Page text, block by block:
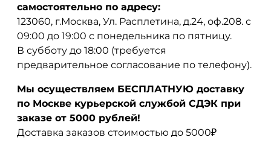
самостоятельно по адресу:
123060, г.Москва, Ул. Расплетина, д.24, оф.208. с
09:00 до 19:00 с понедельника по пятницу.
В субботу до 18:00 (требуется
предварительное согласование по телефону).
Мы осуществляем БЕСПЛАТНУЮ доставку
по Москве курьерской службой СДЭК при
заказе от 5000 рублей!
Доставка заказов стоимостью до 5000₽